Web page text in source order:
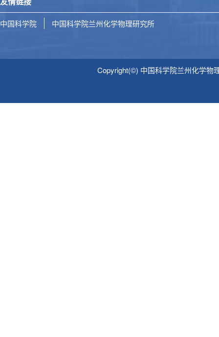
中国科学院 中国科学院兰州化学物理研究所
Copyright(©) 中国科学院兰州化学物